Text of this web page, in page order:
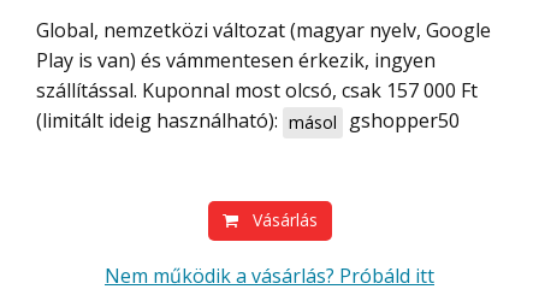
Global, nemzetközi változat (magyar nyelv, Google
Play is van) és vámmentesen érkezik, ingyen
szállítással. Kuponnal most olcsó, csak 157 000 Ft
(limitált ideig használható): másol gshopper50
Vásárlás
Nem működik a vásárlás? Próbáld itt